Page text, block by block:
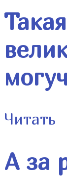
Читать
А за